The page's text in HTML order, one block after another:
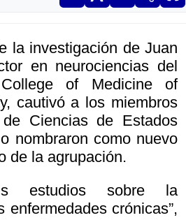
la investigación de Juan
en neurociencias del
of Medicine of
cautivó a los miembros
Ciencias de Estados
nombraron como nuevo
de la agrupación.
estudios sobre la
enfermedades crónicas”,